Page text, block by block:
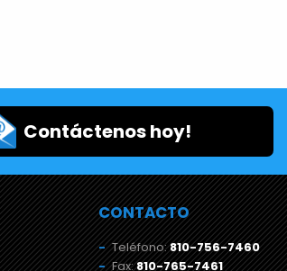
Contáctenos hoy!
CONTACTO
Teléfono:810-756-7460
Fax:810-765-7461